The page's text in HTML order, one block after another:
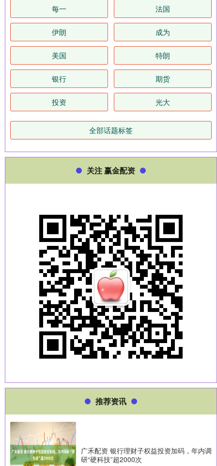
每一 法国
伊朗 成为
美国 特朗
银行 期货
投资 光大
全部话题标签
关注 赢金配资
推荐资讯
广禾配资 银行理财子权益投资加码，年内调
研“硬科技”超2000次